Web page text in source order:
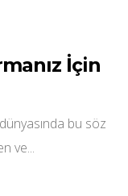
İçin
bu söz
ve...